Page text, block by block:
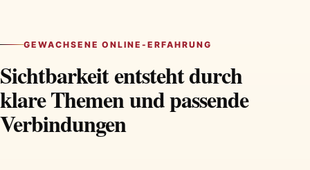
GEWACHSENE ONLINE-ERFAHRUNG
Sichtbarkeit entsteht durch
klare Themen und passende
Verbindungen